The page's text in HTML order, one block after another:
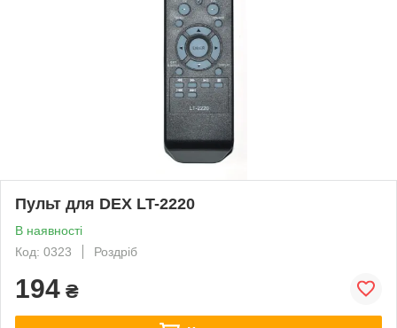
Пульт для DEX LT-2220
В наявності
Код: 0323
Роздріб
194 ₴